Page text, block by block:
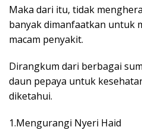
Maka dari itu, tidak
banyak dimanfaatkan untuk
macam penyakit.
Dirangkum dari berbagai
daun pepaya untuk
diketahui.
1.Mengurangi Nyeri Haid